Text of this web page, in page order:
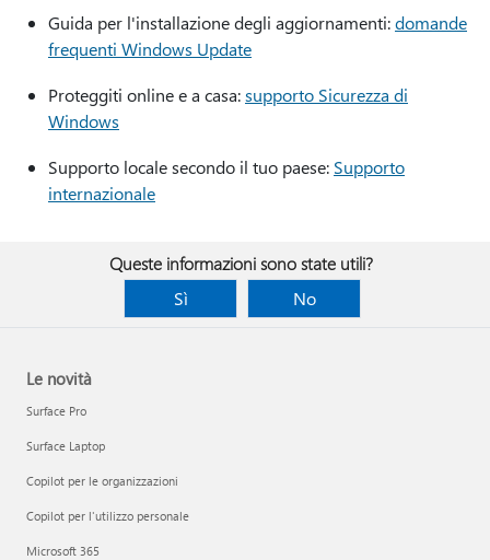
Guida per l'installazione degli aggiornamenti:domande
frequenti Windows Update
Proteggiti online e a casa:supporto Sicurezza di
Windows
Supporto locale secondo il tuo paese: Supporto
internazionale
Queste informazioni sono state utili?
Sì
No
Le novità
Surface Pro
Surface Laptop
Copilot per le organizzazioni
Copilot per l'utilizzo personale
Microsoft 365